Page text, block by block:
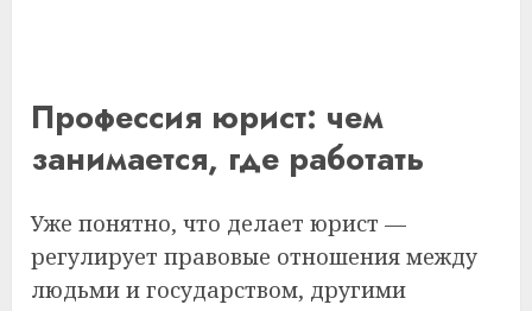
Профессия юрист: чем
занимается, где работать
Уже понятно, что делает юрист —
регулирует правовые отношения между
людьми и государством, другими